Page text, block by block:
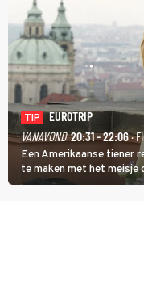
TIP
EUROTRIP
VANAVOND 20:31 - 22:06·
Een Amerikaanse tiener
te maken met het meisje